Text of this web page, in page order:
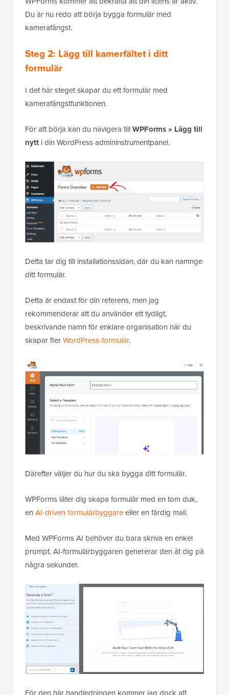
Du är nu redo att börja bygga formulär med
kamerafångst.
Steg 2: Lägg till kamerfältet i ditt
formulär
I det här steget skapar du ett formulär med
kamerafångstfunktionen.
För att börja kan du navigera tillWPForms » Lägg till
nytt i din WordPress admininstrumentpanel.
Detta tar dig till installationssidan, där du kan namnge
ditt formulär.
Detta är endast för din referens, men jag
rekommenderar att du använder ett tydligt,
beskrivande namn för enklare organisation när du
skapar flerWordPress-formulär.
Därefter väljer du hur du ska bygga ditt formulär.
WPForms låter dig skapa formulär med en tom duk,
en AI-driven formulärbyggareeller en färdig mall.
Med WPForms AI behöver du bara skriva en enkel
prompt. AI-formulärbyggaren genererar den åt dig på
några sekunder.